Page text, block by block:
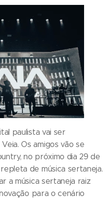
paulista vai ser
Os amigos vão se
no próximo dia 29 de
de música sertaneja.
a música sertaneja raiz
para o cenário